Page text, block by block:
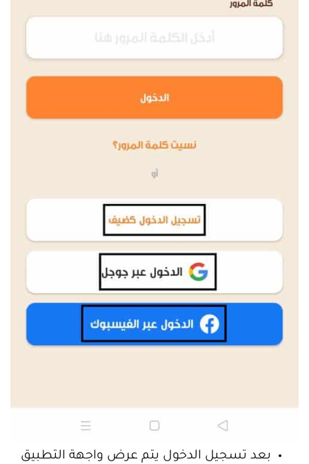
بعد تسجيل الدخول يتم عرض واجهة التطبيق